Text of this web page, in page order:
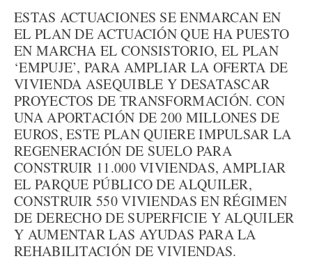
ESTAS ACTUACIONES SE ENMARCAN EN
EL PLAN DE ACTUACIÓN QUE HA PUESTO
EN MARCHA EL CONSISTORIO, EL PLAN
‘EMPUJE’, PARA AMPLIAR LA OFERTA DE
VIVIENDA ASEQUIBLE Y DESATASCAR
PROYECTOS DE TRANSFORMACIÓN. CON
UNA APORTACIÓN DE 200 MILLONES DE
EUROS, ESTE PLAN QUIERE IMPULSAR LA
REGENERACIÓN DE SUELO PARA
CONSTRUIR 11.000 VIVIENDAS, AMPLIAR
EL PARQUE PÚBLICO DE ALQUILER,
CONSTRUIR 550 VIVIENDAS EN RÉGIMEN
DE DERECHO DE SUPERFICIE Y ALQUILER
Y AUMENTAR LAS AYUDAS PARA LA
REHABILITACIÓN DE VIVIENDAS.